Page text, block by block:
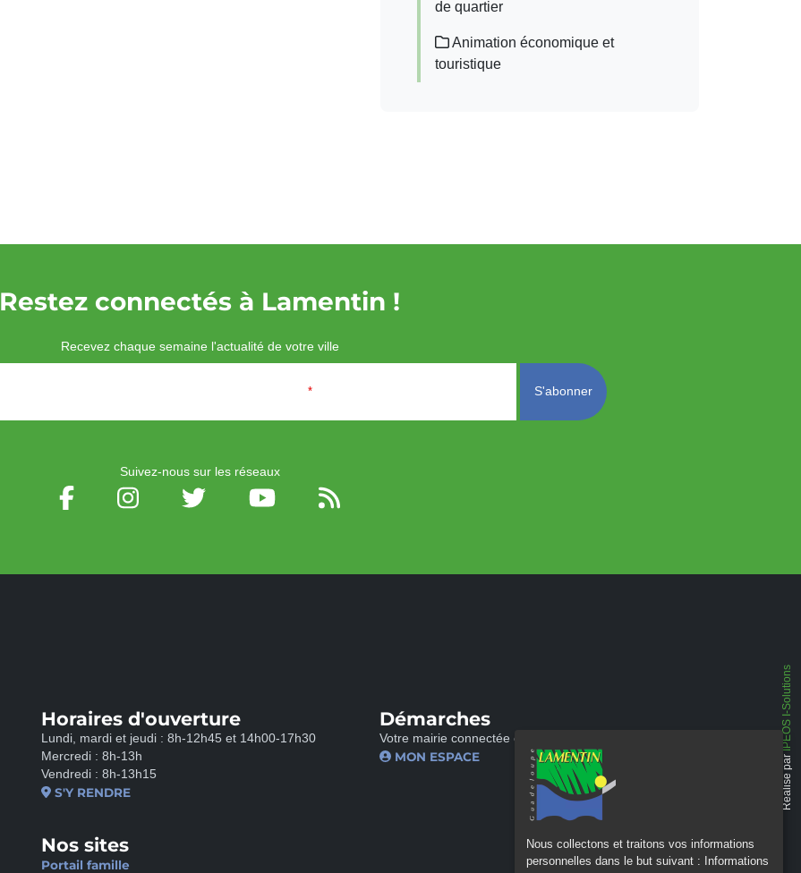
Nous collectons et traitons vos informations
personnelles dans le but suivant :
Informations
de quartier
Animation économique et
touristique
Horaires d'ouverture
Lundi, mardi et jeudi : 8h-12h45 et 14h00-17h30
Mercredi : 8h-13h
Vendredi : 8h-13h15
S'Y RENDRE
Démarches
Votre mairie connectée et disponible 24/24
MON ESPACE
Nos sites
Portail famille
Restez connectés à Lamentin !
Recevez chaque semaine l'actualité de votre ville
*
Suivez-nous sur les réseaux
Réalisé par
IPEOS I-Solutions